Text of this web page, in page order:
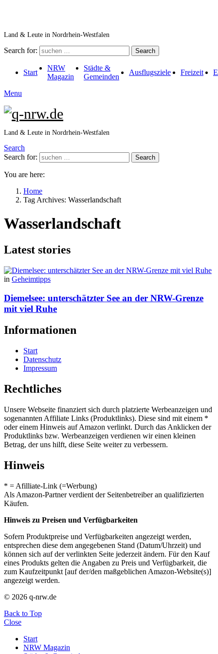
Land & Leute in Nordrhein-Westfalen
Search for: Search
Start
NRW
Magazin
Städte &
Gemeinden
Ausflugsziele Freizeit
Menu
Land & Leute in Nordrhein-Westfalen
Search
Search for:
Search
You are here:
Home
Tag Archives: Wasserlandschaft
Wasserlandschaft
Latest stories
in Geheimtipps
Diemelsee: unterschätzter See an der NRW-Grenze
mit viel Ruhe
Informationen
Start
Datenschutz
Impressum
Rechtliches
Unsere Webseite finanziert sich durch platzierte Werbeanzeigen und
sogenannten Affiliate Links (Produktlinks). Diese sind mit einem *
oder einem Hinweis auf Amazon verlinkt. Durch das Anklicken der
Produktlinks bzw. Werbeanzeigen verdienen wir einen kleinen
Betrag, der uns hilft, diese Seite weiter zu verbessern.
Hinweis
* = Afilliate-Link (=Werbung)
Als Amazon-Partner verdient der Seitenbetreiber an qualifizierten
Käufen.
Hinweis zu Preisen und Verfügbarkeiten
Sofern Produktpreise und Verfügbarkeiten angezeigt werden,
entsprechen diese dem angegebenen Stand (Datum/Uhrzeit) und
können sich auf der verlinkten Seite jederzeit ändern. Für den Kauf
eines Produkts gelten die Angaben zu Preis und Verfügbarkeit, die
zum Kaufzeitpunkt [auf der/den maßgeblichen Amazon-Website(s)]
angezeigt werden.
© 2026 q-nrw.de
Back to Top
Close
Start
NRW Magazin